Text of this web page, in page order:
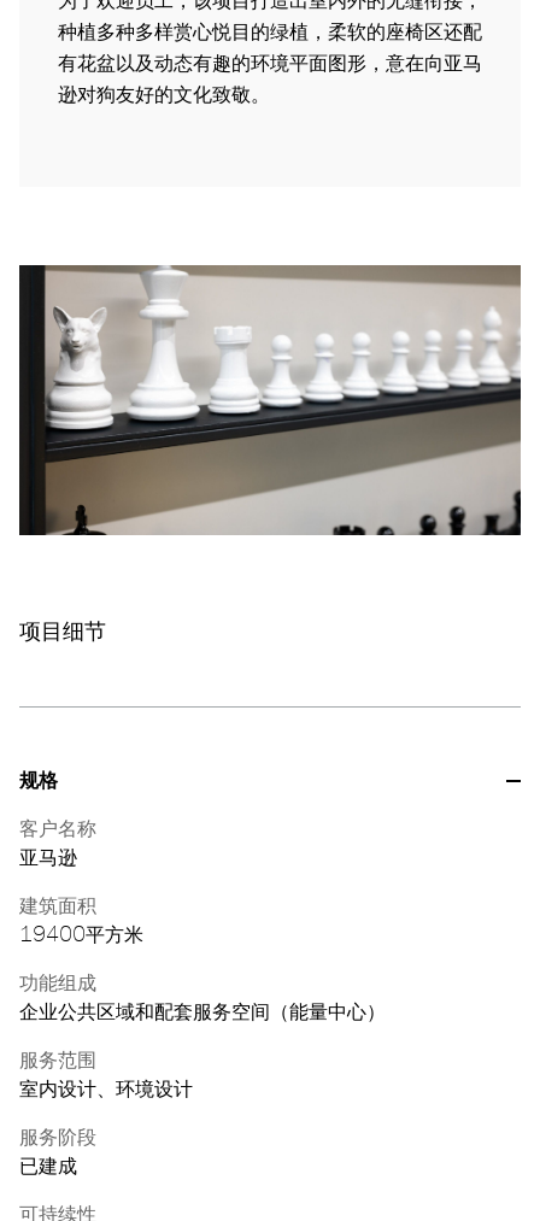
种植多种多样赏心悦目的绿植，柔软的座椅区还配
有花盆以及动态有趣的环境平面图形，意在向亚马
逊对狗友好的文化致敬。
项目细节
规格
客户名称
亚马逊
建筑面积
19400平方米
功能组成
企业公共区域和配套服务空间（能量中心）
服务范围
室内设计、环境设计
服务阶段
已建成
可持续性